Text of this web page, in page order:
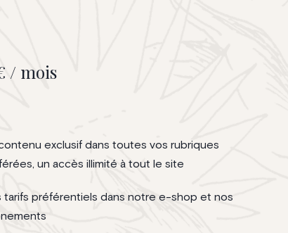
/ mois
exclusif dans toutes vos rubriques
un accès illimité à tout le site
tarifs préférentiels dans notre e-shop et nos